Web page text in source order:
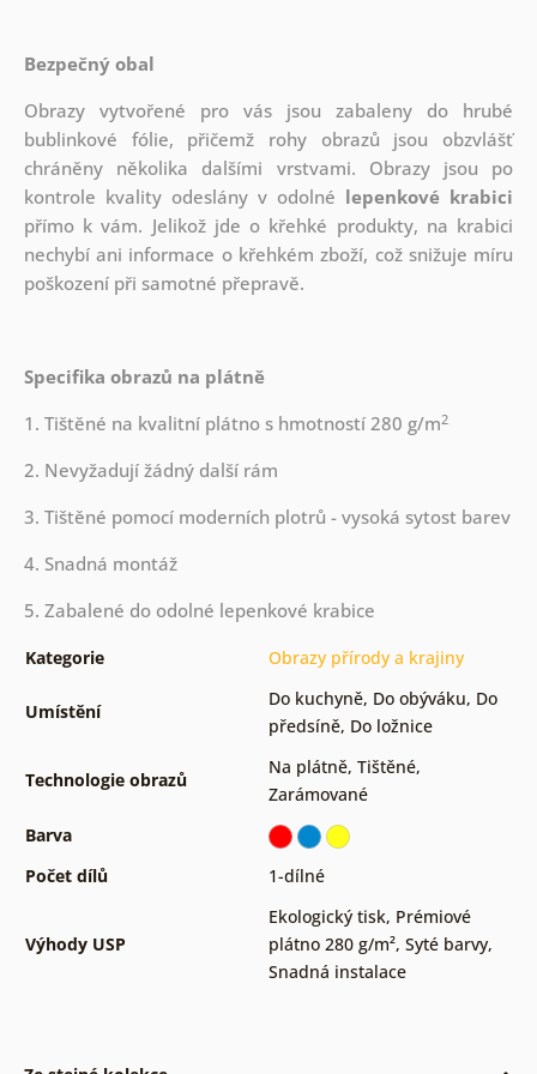
Bezpečný obal
Obrazy vytvořené pro vás jsou zabaleny do hrubé
bublinkové fólie, přičemž rohy obrazů jsou obzvlášť
chráněny několika dalšími vrstvami. Obrazy jsou po
kontrole kvality odeslány v odolné lepenkové krabici
přímo k vám. Jelikož jde o křehké produkty, na krabici
nechybí ani informace o křehkém zboží, což snižuje míru
poškození při samotné přepravě.
Specifika obrazů na plátně
1. Tištěné na kvalitní plátno s hmotností 280 g/m2
2. Nevyžadují žádný další rám
3. Tištěné pomocí moderních plotrů - vysoká sytost barev
4. Snadná montáž
5. Zabalené do odolné lepenkové krabice
Kategorie Obrazy přírody a krajiny
Umístění
Do kuchyně, Do obýváku, Do
předsíně, Do ložnice
Technologie obrazů
Na plátně, Tištěné,
Zarámované
Barva
Počet dílů
1-dílné
Výhody USP
Ekologický tisk, Prémiové
plátno 280 g/m², Syté barvy,
Snadná instalace